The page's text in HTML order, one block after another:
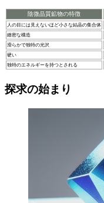
陰微晶質鉱物の特徴
人の目には見えないほど小さな結晶の集合体
緻密な構造
滑らかで独特の光沢
硬い
独特のエネルギーを持つとされる
探求の始まり